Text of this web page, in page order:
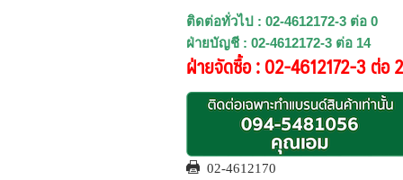
ติดต่อทั่วไป : 02-4612172-3 ต่อ 0
ฝ่ายบัญชี : 02-4612172-3 ต่อ 14
ฝ่ายจัดซื้อ : 02-4612172-3 ต่อ
02-4612170